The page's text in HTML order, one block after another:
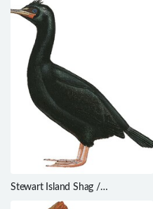
Stewart Island Shag /
Phalacrocorax chalconotus